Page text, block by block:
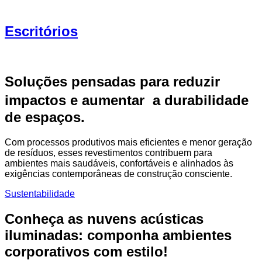
Escritórios
Soluções pensadas para reduzir
impactos e aumentar a durabilidade
de espaços.
Com processos produtivos mais eficientes e menor geração
de resíduos, esses revestimentos contribuem para
ambientes mais saudáveis, confortáveis e alinhados às
exigências contemporâneas de construção consciente.
Sustentabilidade
Conheça as nuvens acústicas
iluminadas: componha ambientes
corporativos com estilo!